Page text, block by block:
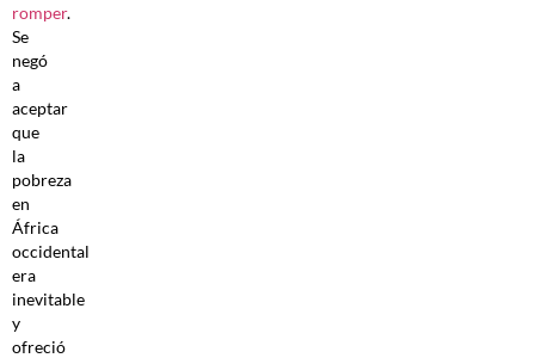
romper.
Se
negó
a
aceptar
que
la
pobreza
en
África
occidental
era
inevitable
y
ofreció